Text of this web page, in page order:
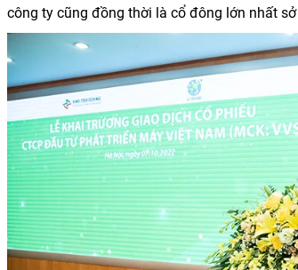
công ty cũng đồng thời là cổ đông lớn nhất